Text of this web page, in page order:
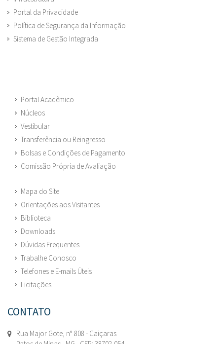
Portal da Privacidade
Política de Segurança da Informação
Sistema de Gestão Integrada
Portal Acadêmico
Núcleos
Vestibular
Transferência ou Reingresso
Bolsas e Condições de Pagamento
Comissão Própria de Avaliação
Mapa do Site
Orientações aos Visitantes
Biblioteca
Downloads
Dúvidas Frequentes
Trabalhe Conosco
Telefones e E-mails Úteis
Licitações
CONTATO
Rua Major Gote, n° 808 - Caiçaras